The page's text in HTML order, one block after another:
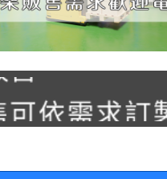
可依需求訂